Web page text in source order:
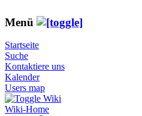
Menü
Startseite
Suche
Kontaktiere uns
Kalender
Users map
Wiki
Wiki-Home